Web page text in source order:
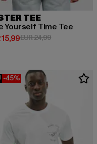
TEE
Yourself Time Tee
15,99 Preis: EUR 15,99
EUR 24,99Aktionspreis:
-45%